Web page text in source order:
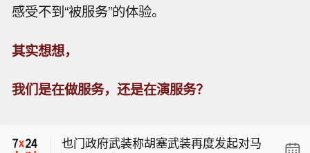
感受不到“被服务”的体验。
其实想想，
我们是在做服务，还是在演服务？
也门政府武装称胡塞武装再度发起对马
里卜的攻势。
望扩员】土耳其外长费丹8日表示，新
权，应当继续发展壮大，有更多国家表
消息，美国内华达州最大能源供应商内
也门政府武装称胡塞武装再度发起对马